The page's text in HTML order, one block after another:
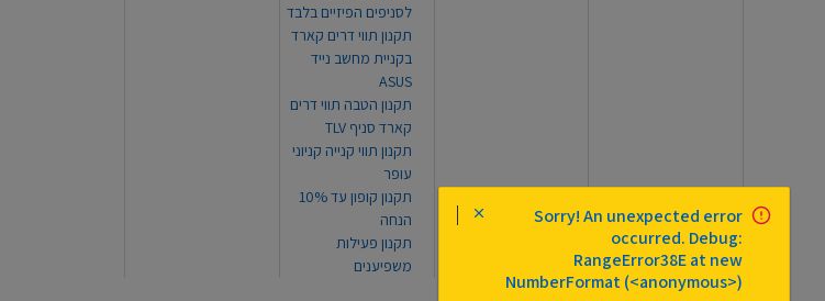
לסניפים הפיזיים בלבד
תקנון תווי דרים קארד
בקניית מחשב נייד
ASUS
תקנון הטבה תווי דרים
קארד סניף TLV
תקנון תווי קנייה קניוני
עופר
תקנון קופון עד 10%
הנחה
תקנון פעילות
משפיענים
Sorry! An unexpected error
occurred. Debug:
RangeError38E at new
NumberFormat (<anonymous>)